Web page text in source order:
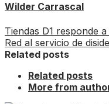
Wilder Carrascal
Tiendas D1 responde
Red al servicio de
Related posts
Related posts
More from